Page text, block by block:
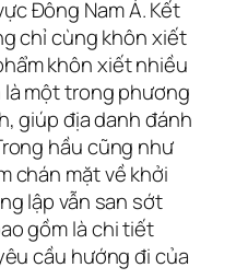
Đông Nam Á. Kết
chỉ cùng khôn xiết
khôn xiết nhiều
một trong phương
giúp địa danh đánh
hầu cũng như
chán mặt về khởi
lập vẫn san sớt
gồm là chi tiết
cầu hướng đi của